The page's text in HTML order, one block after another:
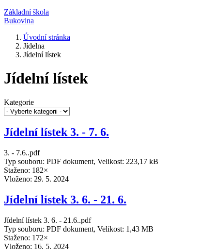
Základní škola
Bukovina
Úvodní stránka
Jídelna
Jídelní lístek
Jídelní lístek
Kategorie
Jídelní lístek 3. - 7. 6.
3. - 7.6..pdf
Typ souboru: PDF dokument, Velikost: 223,17 kB
Staženo: 182×
Vloženo: 29. 5. 2024
Jídelní lístek 3. 6. - 21. 6.
Jídelní lístek 3. 6. - 21.6..pdf
Typ souboru: PDF dokument, Velikost: 1,43 MB
Staženo: 172×
Vloženo: 16. 5. 2024